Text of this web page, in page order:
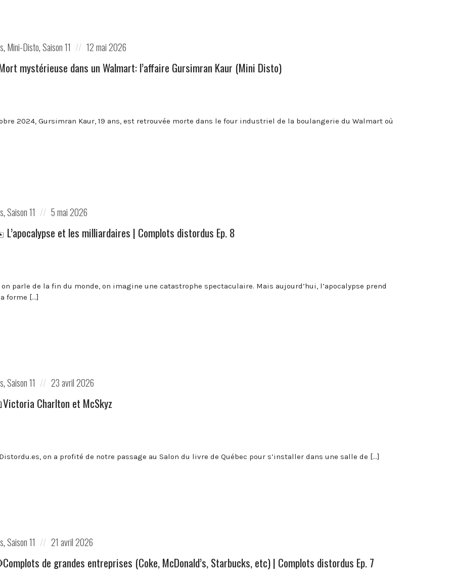
, Mini-Disto,Saison 11
Posted
12 mai 2026
mystérieuse dans un Walmart: l’affaire Gursimran Kaur (Mini Disto)
2024, Gursimran Kaur, 19 ans, est retrouvée morte dans le four industriel de la boulangerie du Walmart où
,Saison 11
Posted
5 mai 2026
et les milliardaires | Complots distordus Ep. 8
on parle de la fin du monde, on imagine une catastrophe spectaculaire. Mais aujourd’hui, l’apocalypse prend
forme […]
,Saison 11
Posted
23 avril 2026
Charlton et McSkyz
on a profité de notre passage au Salon du livre de Québec pour s’installer dans une salle de […]
,Saison 11
Posted
21 avril 2026
de grandes entreprises (Coke, McDonald’s, Starbucks, etc) | Complots distordus Ep. 7